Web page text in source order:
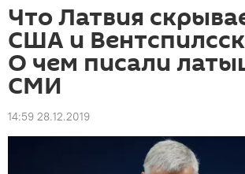
Что Латвия
США и
О чем писали
СМИ
14:59 28.12.2019